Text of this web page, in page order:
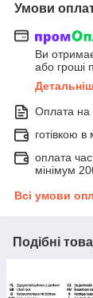
Умови
Ви
або гроші
Оплата на
готівкою
оплата
мінімум
Всі умови
Подібні